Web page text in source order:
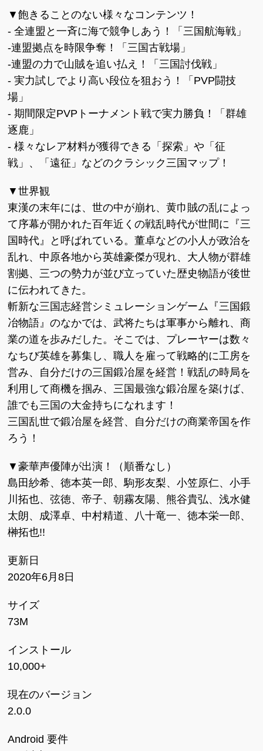
▼飽きることのない様々なコンテンツ！
- 全連盟と一斉に海で競争しあう！「三国航海戦」
-連盟拠点を時限争奪！「三国古戦場」
-連盟の力で山賊を追い払え！「三国討伐戦」
- 実力試しでより高い段位を狙おう！「PVP闘技
場」
- 期間限定PVPトーナメント戦で実力勝負！「群雄
逐鹿」
- 様々なレア材料が獲得できる「探索」や「征
戦」、「遠征」などのクラシック三国マップ！
▼世界観
東漢の末年には、世の中が崩れ、黄巾賊の乱によっ
て序幕が開かれた百年近くの戦乱時代が世間に『三
国時代』と呼ばれている。董卓などの小人が政治を
乱れ、中原各地から英雄豪傑が現れ、大人物が群雄
割拠、三つの勢力が並び立っていた歴史物語が後世
に伝われてきた。
斬新な三国志経営シミュレーションゲーム『三国鍛
冶物語』のなかでは、武将たちは軍事から離れ、商
業の道を歩みだした。そこでは、プレーヤーは数々
なちび英雄を募集し、職人を雇って戦略的に工房を
営み、自分だけの三国鍛冶屋を経営！戦乱の時局を
利用して商機を掴み、三国最強な鍛冶屋を築けば、
誰でも三国の大金持ちになれます！
三国乱世で鍛冶屋を経営、自分だけの商業帝国を作
ろう！
▼豪華声優陣が出演！（順番なし）
島田紗希、徳本英一郎、駒形友梨、小笠原仁、小手
川拓也、弦徳、帝子、朝霧友陽、熊谷貴弘、浅水健
太朗、成澤卓、中村精道、八十竜一、徳本栄一郎、
榊拓也!!
更新日
2020年6月8日
サイズ
73M
インストール
10,000+
現在のバージョン
2.0.0
Android 要件